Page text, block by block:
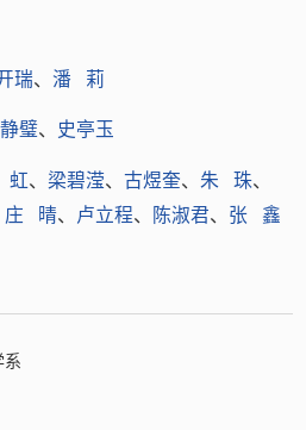
瑞、 潘 莉
璧、 史亭玉
虹、 梁碧滢、 古煜奎、 朱 珠、
庄 晴、 卢立程、 陈淑君、 张 鑫
系